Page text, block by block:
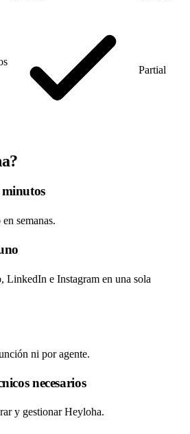
Partial
semanas.
LinkedIn e Instagram en una sola
ni por agente.
necesarios
y gestionar Heyloha.